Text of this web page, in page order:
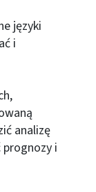
języki
i
analizę
i